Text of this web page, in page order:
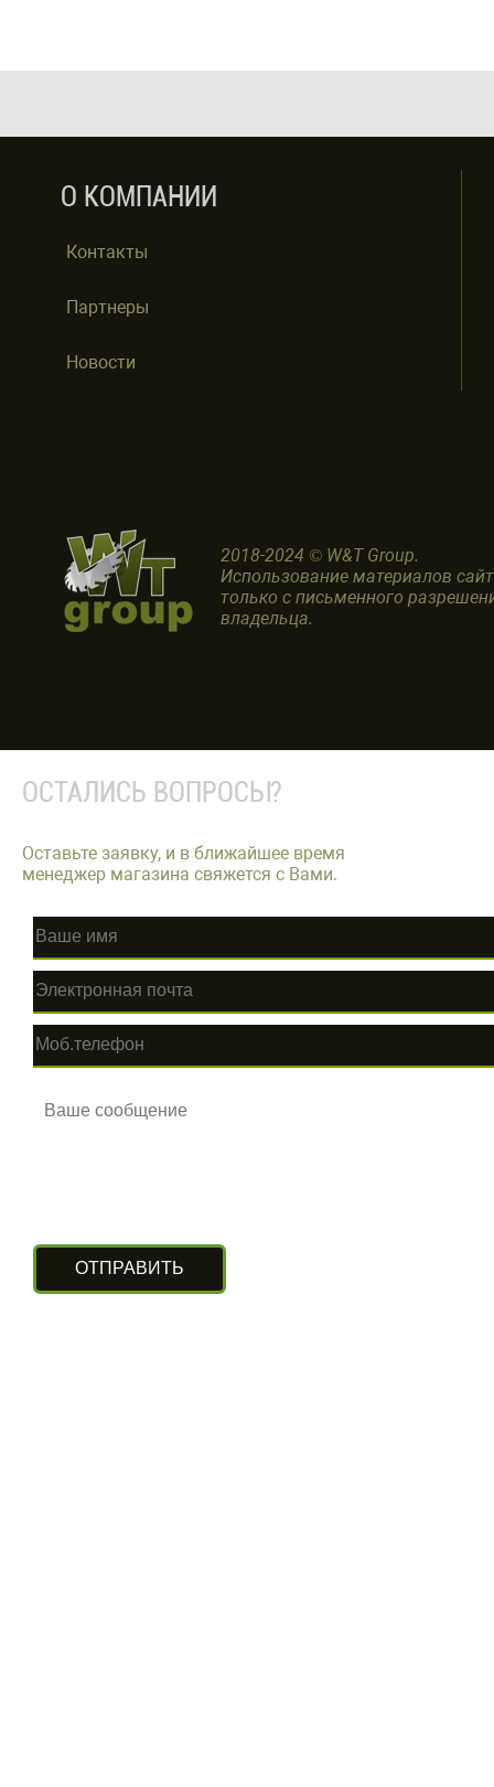
О КОМПАНИИ
Контакты
Партнеры
Новости
2018-2024 © W&T Group.
Использование материалов
только с письменного
владельца.
ОСТАЛИСЬ ВОПРОСЫ?
Оставьте заявку, и в ближайшее время
менеджер магазина свяжется с Вами.